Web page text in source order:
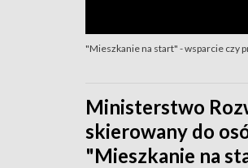
"Mieszkanie na start" - wsparcie czy
Ministerstwo
skierowany do
"Mieszkanie na